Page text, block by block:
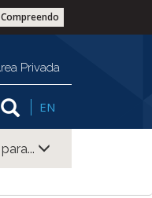
Compreendo
Privada
EN